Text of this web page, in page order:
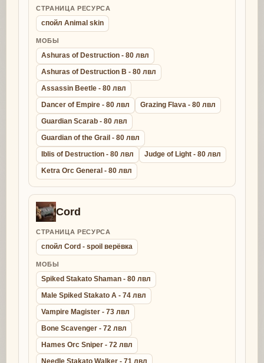
СТРАНИЦА РЕСУРСА
спойл Animal skin
МОБЫ
Ashuras of Destruction - 80 лвл
Ashuras of Destruction B - 80 лвл
Assassin Beetle - 80 лвл
Dancer of Empire - 80 лвл
Grazing Flava - 80 лвл
Guardian Scarab - 80 лвл
Guardian of the Grail - 80 лвл
Iblis of Destruction - 80 лвл
Judge of Light - 80 лвл
Ketra Orc General - 80 лвл
Cord
СТРАНИЦА РЕСУРСА
спойл Cord - spoil верёвка
МОБЫ
Spiked Stakato Shaman - 80 лвл
Male Spiked Stakato A - 74 лвл
Vampire Magister - 73 лвл
Bone Scavenger - 72 лвл
Hames Orc Sniper - 72 лвл
Needle Stakato Walker - 71 лвл